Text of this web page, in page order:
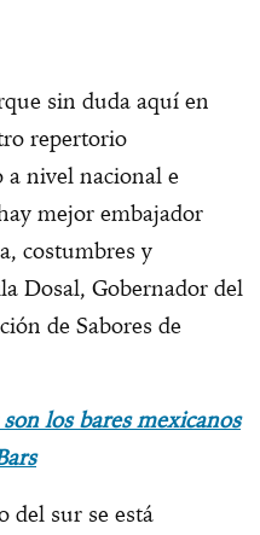
sin duda aquí en
repertorio
a nivel nacional e
mejor embajador
costumbres y
Dosal, Gobernador del
de Sabores de
los bares mexicanos
del sur se está